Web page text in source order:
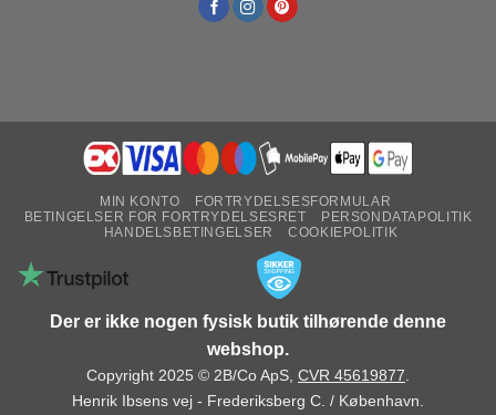
MIN KONTO
FORTRYDELSESFORMULAR
BETINGELSER FOR FORTRYDELSESRET
PERSONDATAPOLITIK
HANDELSBETINGELSER
COOKIEPOLITIK
Der er ikke nogen fysisk butik tilhørende denne
webshop.
Copyright 2025 © 2B/Co ApS, CVR 45619877
Henrik Ibsens vej - Frederiksberg C. / København.